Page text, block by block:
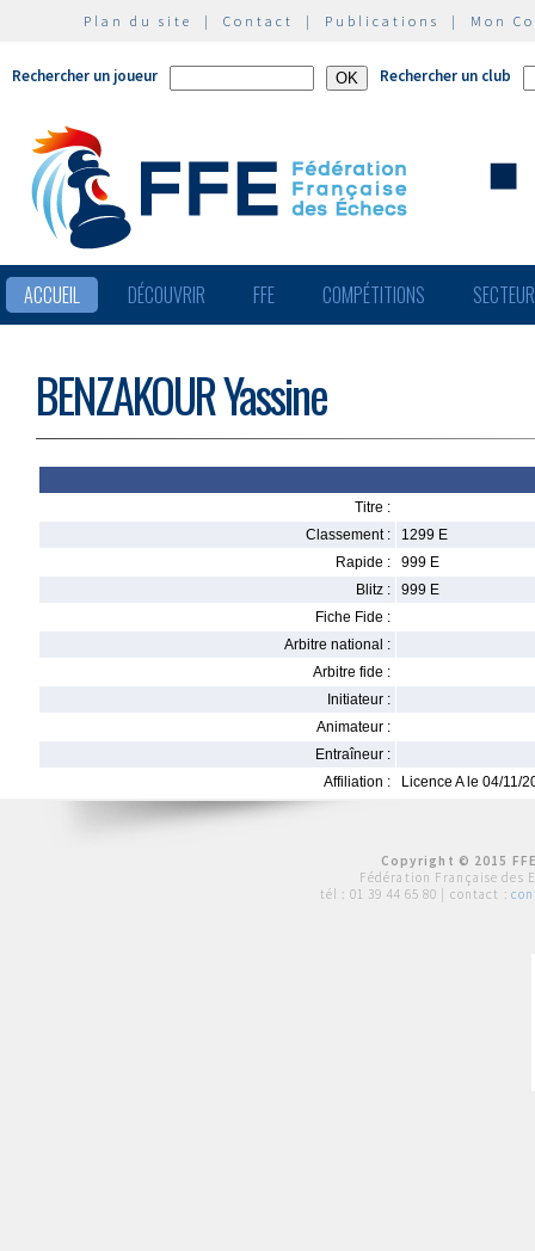
Plan du site | Contact | Publications | Mon
Rechercher un joueur Rechercher un club
ACCUEIL DÉCOUVRIR FFE COMPÉTITIONS
BENZAKOUR Yassine
Titre :
Classement :
1299 E
Rapide :
999 E
Blitz :
999 E
Fiche Fide :
Arbitre national :
Arbitre fide :
Initiateur :
Animateur :
Entraîneur :
Affiliation :
Licence A le 04/11/
Copyright © 2015
Fédération Française des
tél : 01 39 44 65 80 | contact :